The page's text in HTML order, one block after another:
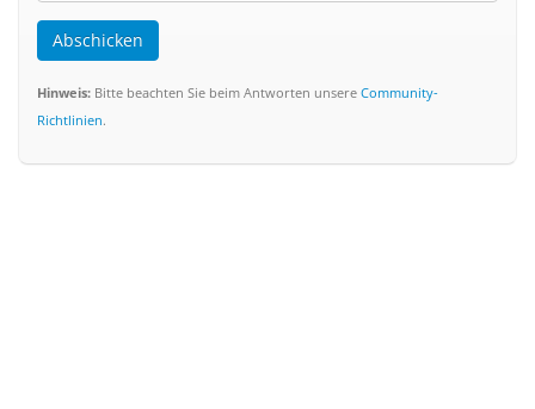
Abschicken
Hinweis: Bitte beachten Sie beim Antworten unsere Community-
Richtlinien.